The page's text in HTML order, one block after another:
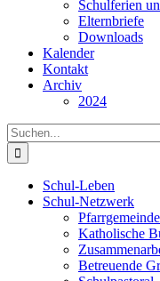
Schulferien
Elternbriefe
Downloads
Kalender
Kontakt
Archiv
2024
Suche
nach:
Schul-Leben
Schul-Netzwerk
Pfarrgemeinde
Katholische
Betreuende